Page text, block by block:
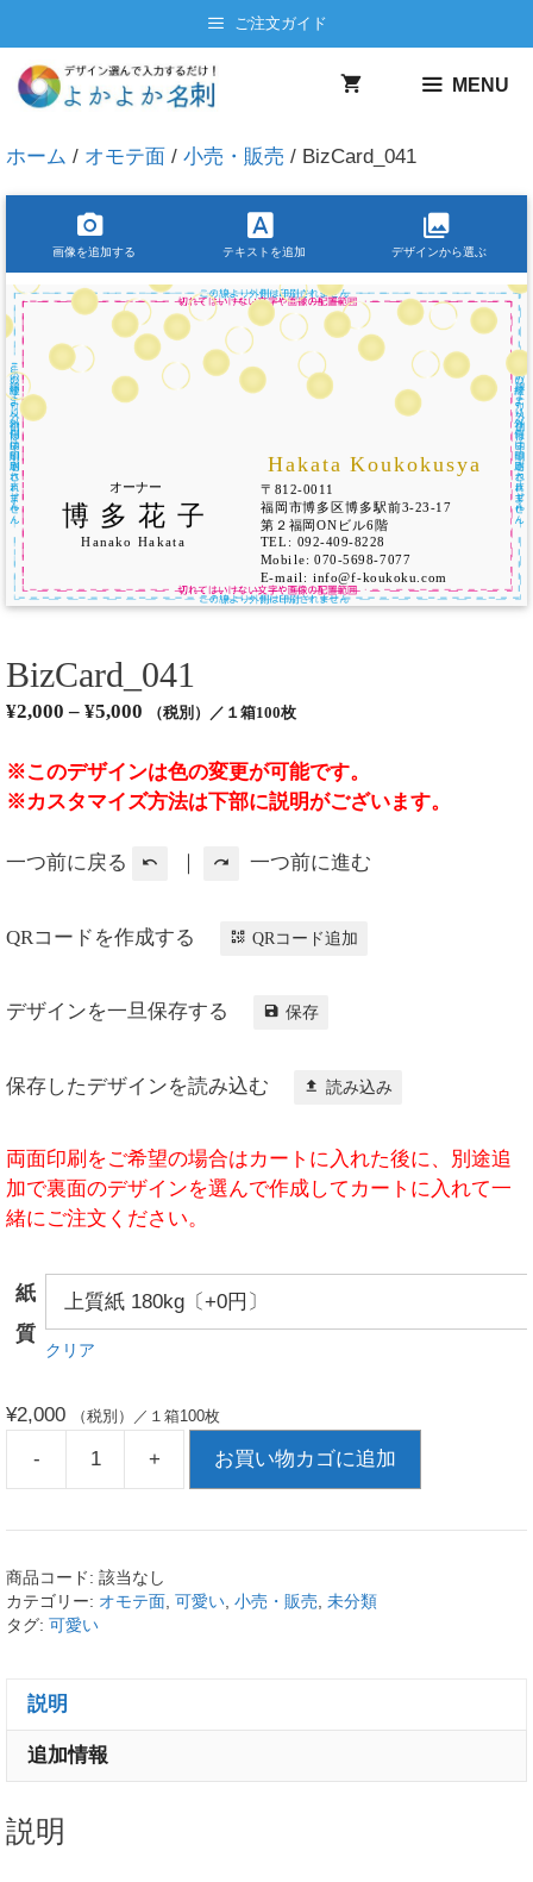
ご注文ガイド
MENU
ホーム / オモテ面 / 小売・販売 / BizCard_041
画像を追加する テキストを追加 デザインから選ぶ
BizCard_041
¥2,000 – ¥5,000 （税別）／１箱100枚
※このデザインは色の変更が可能です。
※カスタマイズ方法は下部に説明がございます。
一つ前に戻る 一つ前に進む
QRコードを作成する QRコード追加
デザインを一旦保存する 保存
保存したデザインを読み込む 読み込み
両面印刷をご希望の場合はカートに入れた後に、別途追
加で裏面のデザインを選んで作成してカートに入れて一
緒にご注文ください。
紙
質
クリア
¥2,000 （税別）／１箱100枚
- + お買い物カゴに追加
商品コード: 該当なし
カテゴリー: オモテ面 可愛い 小売・販売 未分類
タグ: 可愛い
説明
追加情報
説明